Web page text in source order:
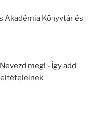
Akadémia Könyvtár és
meg! - Így add